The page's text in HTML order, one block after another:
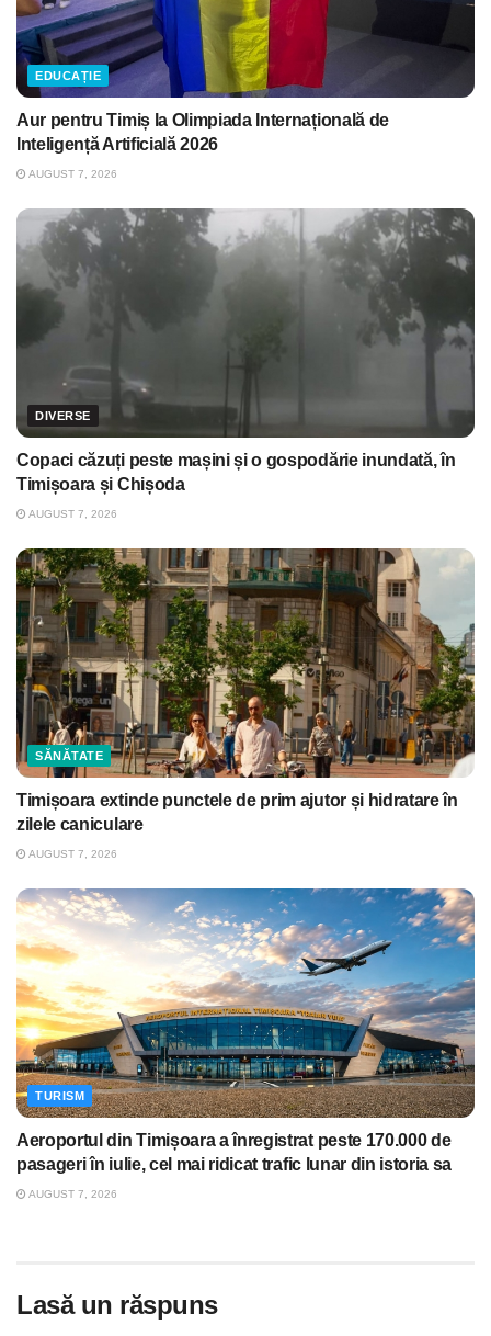
EDUCAȚIE
Aur pentru Timiș la Olimpiada Internațională de
Inteligență Artificială 2026
AUGUST 7, 2026
DIVERSE
Copaci căzuți peste mașini și o gospodărie inundată, în
Timișoara și Chișoda
AUGUST 7, 2026
SĂNĂTATE
Timișoara extinde punctele de prim ajutor și hidratare în
zilele caniculare
AUGUST 7, 2026
TURISM
Aeroportul din Timișoara a înregistrat peste 170.000 de
pasageri în iulie, cel mai ridicat trafic lunar din istoria sa
AUGUST 7, 2026
Lasă un răspuns